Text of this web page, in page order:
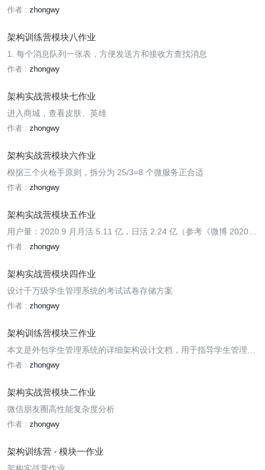
作者 : zhongwy
架构训练营模块八作业
1. 每个消息队列一张表，方便发送方和接收方查找消息
作者 : zhongwy
架构实战营模块七作业
进入商城，查看皮肤、英雄
作者 : zhongwy
架构实战营模块六作业
根据三个火枪手原则，拆分为 25/3=8 个微服务正合适
作者 : zhongwy
架构实战营模块五作业
用户量：2020.9 月月活 5.11 亿，日活 2.24 亿（参考《微博 2020
用户发展报告》）。
作者 : zhongwy
架构实战营模块四作业
设计千万级学生管理系统的考试试卷存储方案
作者 : zhongwy
架构训练营模块三作业
本文是外包学生管理系统的详细架构设计文档，用于指导学生管理系
统后续的开发、测试和运维。
作者 : zhongwy
架构实战营模块二作业
微信朋友圈高性能复杂度分析
作者 : zhongwy
架构训练营 - 模块一作业